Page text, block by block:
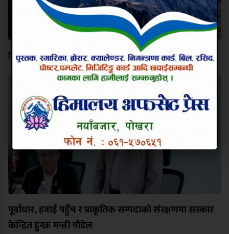
विश्व कीर्तिमानी पर्वतारोही निम्स दाईप्रति पोखरामा श्रद्धाञ्जली
पूर्वाधार, हवाई पहुँच र प्राकृतिक सम्पदाको संरक्षणमा सरकार
केन्द्रित हुन्छः मन्त्री पौडेल